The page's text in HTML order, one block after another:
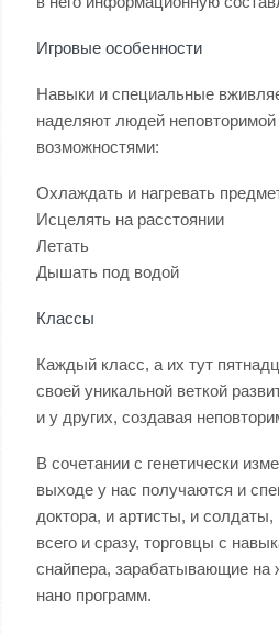
Игровые особенности
Навыки и специальные
наделяют людей неповторимой
возможностями:
Охлаждать и нагревать
Исцелять на расстоянии
Летать
Дышать под водой
Классы
Каждый класс, а их тут
своей уникальной веткой
и у других, создавая
В сочетании с генетически
выходе у нас получаются и
доктора, и артисты, и
всего и сразу, торговцы с
снайпера, зарабатывающие на
нано программ.